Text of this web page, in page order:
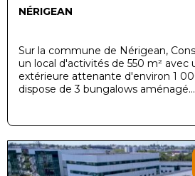
NÉRIGEAN
Sur la commune de Nérigean,
un local d'activités de 550 m² avec
extérieure attenante d'environ 1
dispose de 3 bungalows aménagé...